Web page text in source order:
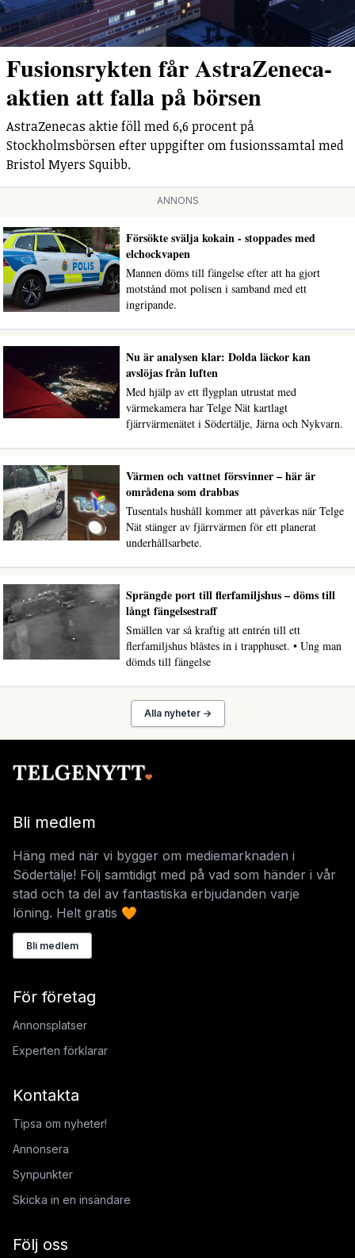
Fusionsrykten får AstraZeneca-
aktien att falla på börsen
AstraZenecas aktie föll med 6,6 procent på
Stockholmsbörsen efter uppgifter om fusionssamtal med
Bristol Myers Squibb.
ANNONS
Försökte svälja kokain - stoppades med
elchockvapen
Mannen döms till fängelse efter att ha gjort
motstånd mot polisen i samband med ett
ingripande.
Nu är analysen klar: Dolda läckor kan
avslöjas från luften
Med hjälp av ett flygplan utrustat med
värmekamera har Telge Nät kartlagt
fjärrvärmenätet i Södertälje, Järna och Nykvarn.
Värmen och vattnet försvinner – här är
områdena som drabbas
Tusentals hushåll kommer att påverkas när Telge
Nät stänger av fjärrvärmen för ett planerat
underhållsarbete.
Sprängde port till flerfamiljshus – döms till
långt fängelsestraff
Smällen var så kraftig att entrén till ett
flerfamiljshus blåstes in i trapphuset. • Ung man
dömds till fängelse
Alla nyheter →
Bli medlem
Häng med när vi bygger om mediemarknaden i
Södertälje! Följ samtidigt med på vad som händer i vår
stad och ta del av fantastiska erbjudanden varje
löning. Helt gratis 🧡
Bli medlem
För företag
Annonsplatser
Experten förklarar
Kontakta
Tipsa om nyheter!
Annonsera
Synpunkter
Skicka in en insändare
Följ oss